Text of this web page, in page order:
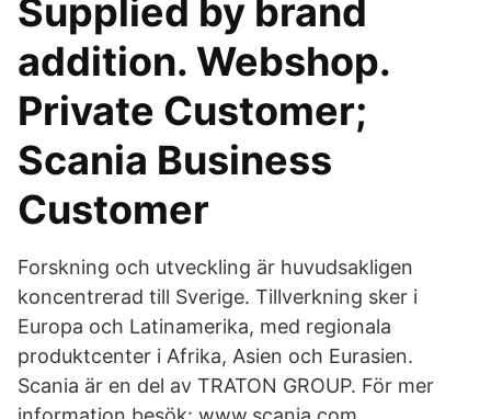
Supplied by brand
addition. Webshop.
Private Customer;
Scania Business
Customer
Forskning och utveckling är huvudsakligen
koncentrerad till Sverige. Tillverkning sker i
Europa och Latinamerika, med regionala
produktcenter i Afrika, Asien och Eurasien.
Scania är en del av TRATON GROUP. För mer